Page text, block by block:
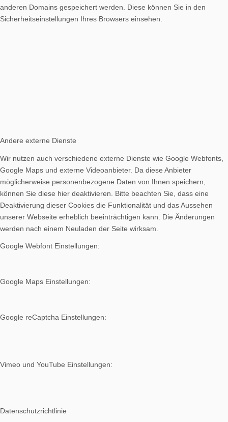
anderen Domains gespeichert werden. Diese können Sie in den
Sicherheitseinstellungen Ihres Browsers einsehen.
Andere externe Dienste
Wir nutzen auch verschiedene externe Dienste wie Google Webfonts,
Google Maps und externe Videoanbieter. Da diese Anbieter
möglicherweise personenbezogene Daten von Ihnen speichern,
können Sie diese hier deaktivieren. Bitte beachten Sie, dass eine
Deaktivierung dieser Cookies die Funktionalität und das Aussehen
unserer Webseite erheblich beeinträchtigen kann. Die Änderungen
werden nach einem Neuladen der Seite wirksam.
Google Webfont Einstellungen:
Google Maps Einstellungen:
Google reCaptcha Einstellungen:
Vimeo und YouTube Einstellungen:
Datenschutzrichtlinie